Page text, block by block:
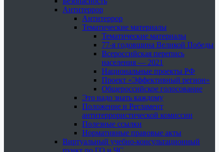
Антитеррор
Антитеррор
Тематические материалы
Тематические материалы
77-я годовщина Великой Победы
Всероссийская перепись
населения — 2021
Национальные проекты РФ
Проект «Эффективный регион»
Общероссийское голосование
Это надо знать каждому
Положение и Регламент
антитеррористической комиссии
Полезные ссылки
Нормативные правовые акты
Виртуальный учебно-консультационный
пункт по ГО и ЧС